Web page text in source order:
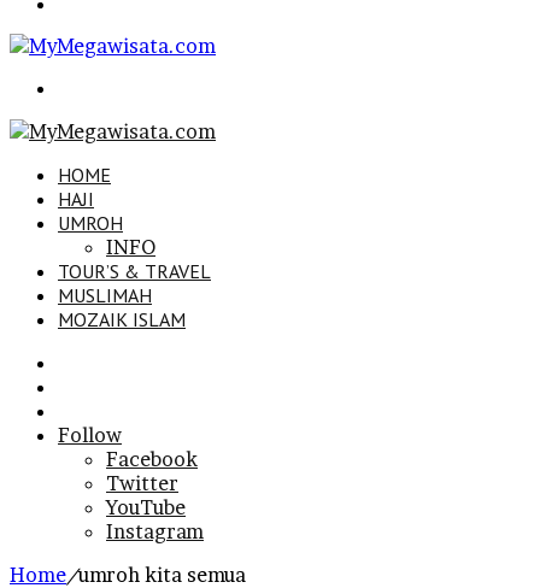
HOME
HAJI
UMROH
INFO
TOUR’S & TRAVEL
MUSLIMAH
MOZAIK ISLAM
In
Follow
Facebook
Twitter
YouTube
Instagram
Home/umroh kita semua